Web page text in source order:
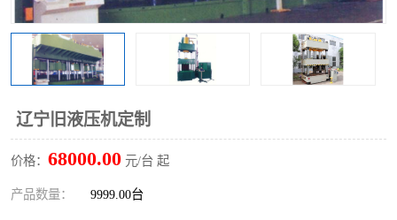
辽宁旧液压机定制
价格： 68000.00 元/台 起
产品数量： 9999.00台